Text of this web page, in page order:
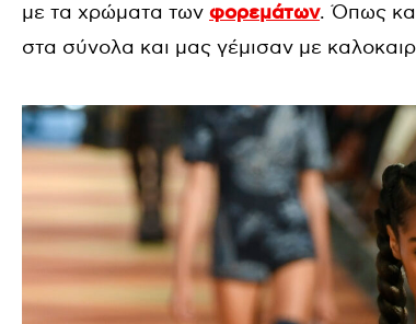
με τα χρώματα των φορεμάτων. Όπως
στα σύνολα και μας γέμισαν με